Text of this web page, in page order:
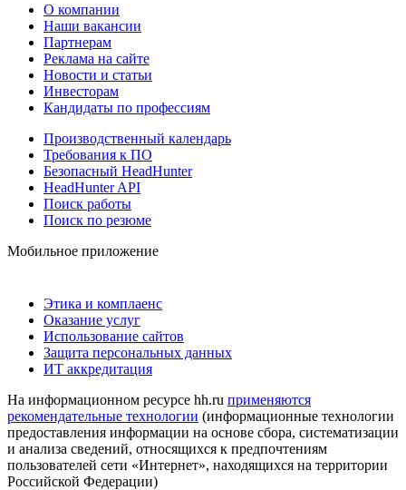
О компании
Наши вакансии
Партнерам
Реклама на сайте
Новости и статьи
Инвесторам
Кандидаты по профессиям
Производственный календарь
Требования к ПО
Безопасный HeadHunter
HeadHunter API
Поиск работы
Поиск по резюме
Мобильное приложение
Этика и комплаенс
Оказание услуг
Использование сайтов
Защита персональных данных
ИТ аккредитация
На информационном ресурсе hh.ru применяются
рекомендательные технологии (информационные технологии
предоставления информации на основе сбора, систематизации
и анализа сведений, относящихся к предпочтениям
пользователей сети «Интернет», находящихся на территории
Российской Федерации)